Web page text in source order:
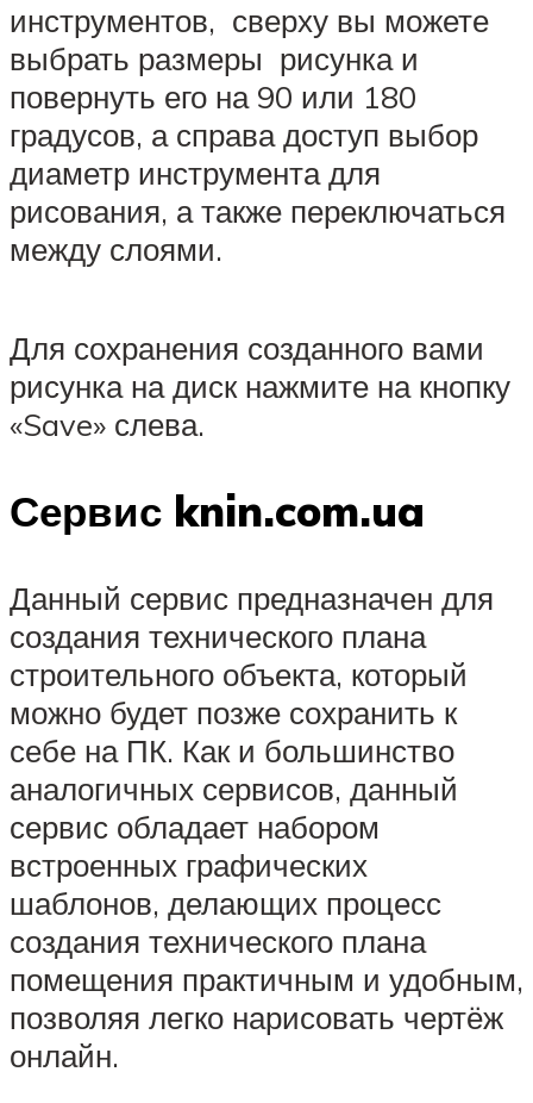
инструментов, сверху вы можете
выбрать размеры рисунка и
повернуть его на 90 или 180
градусов, а справа доступ выбор
диаметр инструмента для
рисования, а также переключаться
между слоями.
Для сохранения созданного вами
рисунка на диск нажмите на кнопку
«Save» слева.
Сервис knin.com.ua
Данный сервис предназначен для
создания технического плана
строительного объекта, который
можно будет позже сохранить к
себе на ПК. Как и большинство
аналогичных сервисов, данный
сервис обладает набором
встроенных графических
шаблонов, делающих процесс
создания технического плана
помещения практичным и удобным,
позволяя легко нарисовать чертёж
онлайн.